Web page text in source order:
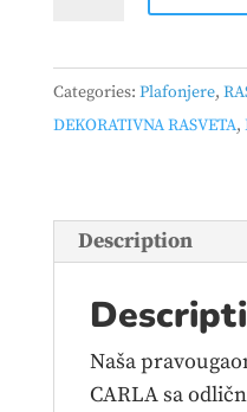
41589D5
quantity
Categories: Plafonjere,
DEKORATIVNA RASVETA,
Description
Naša
CARLA sa